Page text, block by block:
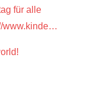
für alle
www.kinde…